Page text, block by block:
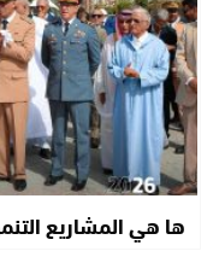
ها هي المشاريع